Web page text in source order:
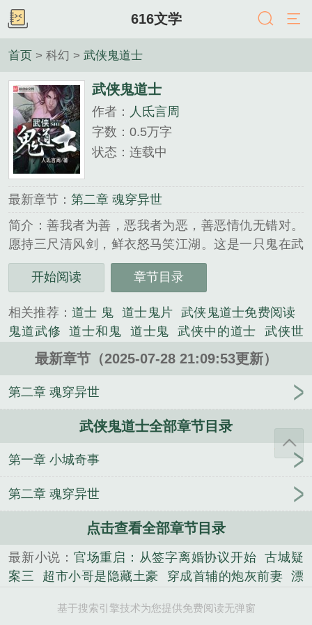
616文学
首页 > 科幻 > 武侠鬼道士
武侠鬼道士
作者： 人氐言周
字数：0.5万字
状态：连载中
最新章节： 第二章 魂穿异世
简介：善我者为善，恶我者为恶，善恶情仇无错对。
愿持三尺清风剑，鲜衣怒马笑江湖。这是一只鬼在武
侠世界中顶着道士的外皮行走的故事……...
《武侠鬼道士》是人氐言周精心创作的科幻类小说。
开始阅读 章节目录
相关推荐：道士 鬼 道士鬼片
武侠鬼道士免费阅读
鬼道武修
道士和鬼 道士鬼 武侠中的道士
武侠世
界鬼道士 武侠鬼道士.安装入口.cc
武侠鬼道士txt
武侠的道士
武侠鬼道士TXT
武侠鬼道士
人氐言周
武侠道士类
鬼道武修全
道士和鬼斗法的鬼片 鬼道武修全文免费阅
武侠
世界道士的 道士艳鬼
武侠
道士 鬼道士电影
道士和鬼斗法的电
武侠鬼道士123 道士鬼道 道士鬼排行榜前十名
道士鬼怪类排行榜 鬼道士是什么意思
最新章节（2025-07-28 21:09:53更新）
第二章 魂穿异世
武侠鬼道士全部章节目录
第一章 小城奇事
第二章 魂穿异世
点击查看全部章节目录
最新小说： 官场重启：从签字离婚协议开始
古城疑
案三
超市小哥是隐藏土豪 穿成首辅的炮灰前妻
漂
重生之富甲一方 凶案局中局 全能弃少
基于搜索引擎技术为您提供免费阅读无弹窗